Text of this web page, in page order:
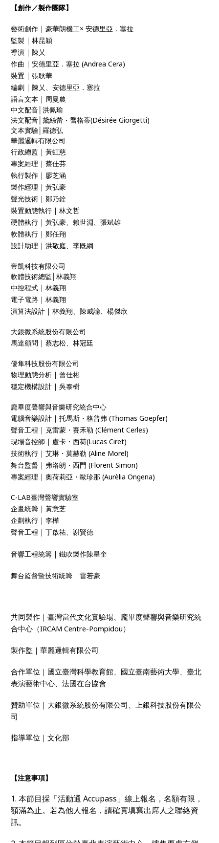
【創作／製作團隊】
藝術創作 ｜豪華朗機工× 安德里亞．塞拉
監製 ｜林昆穎
導演 ｜陳乂
作曲 ｜安德里亞．塞拉 (Andrea Cera)
裝置 ｜張耿華
編劇 ｜陳乂、安德里亞．塞拉
語言文本 ｜ 周曼農
中文配音│洪佩瑜
法文配音│黛絲蕾・喬格蒂(Désirée Giorgetti)
文本實驗│羅德弘
華麗邏輯有限公司
行政總監 ｜黃虹慈
專案經理 ｜蔡佳芬
執行製作 ｜ 廖芝涵
製作經理 ｜黃弘豪
聲光技術 ｜鄭乃銓
裝置動態執行 ｜林文哲
硬體執行 ｜黃弘豪、賴世淵、張斌雄
軟體執行 ｜鄭任翔
設計助理 ｜洪敬庭、李既綱
帝凱科技有限公司
軟體技術總監│林義翔
中控程式 ｜林義翔
電子電路 ｜林義翔
演算法設計 ｜林義翔、陳威諭、楊傑欣
大銀微系統股份有限公司
馬達顧問 ｜蔡志松、林冠廷
優隼科技股份有限公司
物理動態分析 ｜ 曾佳彬
穩定機構設計 ｜吳泰樹
龐畢度聲響與音樂研究統合中心
電腦音樂設計 ｜托馬斯・格普弗 (Thomas Goepfer)
聲音工程 ｜克雷蒙・賽禾勒 (Clément Cerles)
現場音控師 ｜ 盧卡・西荷(Lucas Ciret)
技術執行 ｜艾琳・莫赫勒 (Aline Morel)
舞台監督 ｜ 弗洛朗・西門 (Florent Simon)
專案經理 ｜奧荷莉亞・歐珍那 (Aurèlia Ongena)
C-LAB臺灣聲響實驗室
企畫統籌 ｜黃意芝
企劃執行 ｜李樺
聲音工程 ｜丁啟祐、謝賢德
音響工程統籌 ｜鐵吹製作陳星奎
舞台監督暨技術統籌 ｜雷若豪
共同製作｜臺灣當代文化實驗場、龐畢度聲響與音樂研究統
合中心（IRCAM Centre-Pompidou）
製作監｜華麗邏輯有限公司
合作單位｜國立臺灣科學教育館、國立臺南藝術大學、臺北
表演藝術中心、法國在台協會
贊助單位｜大銀微系統股份有限公司、上銀科技股份有限公
司
指導單位｜文化部
【注意事項】
1. 本節目採「活動通 Accupass」線上報名，名額有限，
額滿為止。若為他人報名，請確實填寫出席人之聯絡資
訊。